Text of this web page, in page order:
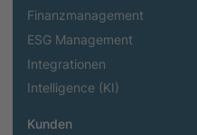
Finanzmanagement
ESG Management
Integrationen
Intelligence (KI)
Kunden